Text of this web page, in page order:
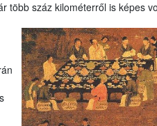
több száz kilométerről is képes